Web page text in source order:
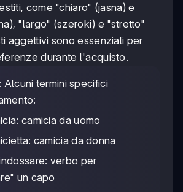
come "chiaro" (jasna) e
"largo" (szeroki) e "stretto"
aggettivi sono essenziali per
durante l'acquisto.
: Alcuni termini specifici
camicia da uomo
camicia da donna
verbo per
un capo